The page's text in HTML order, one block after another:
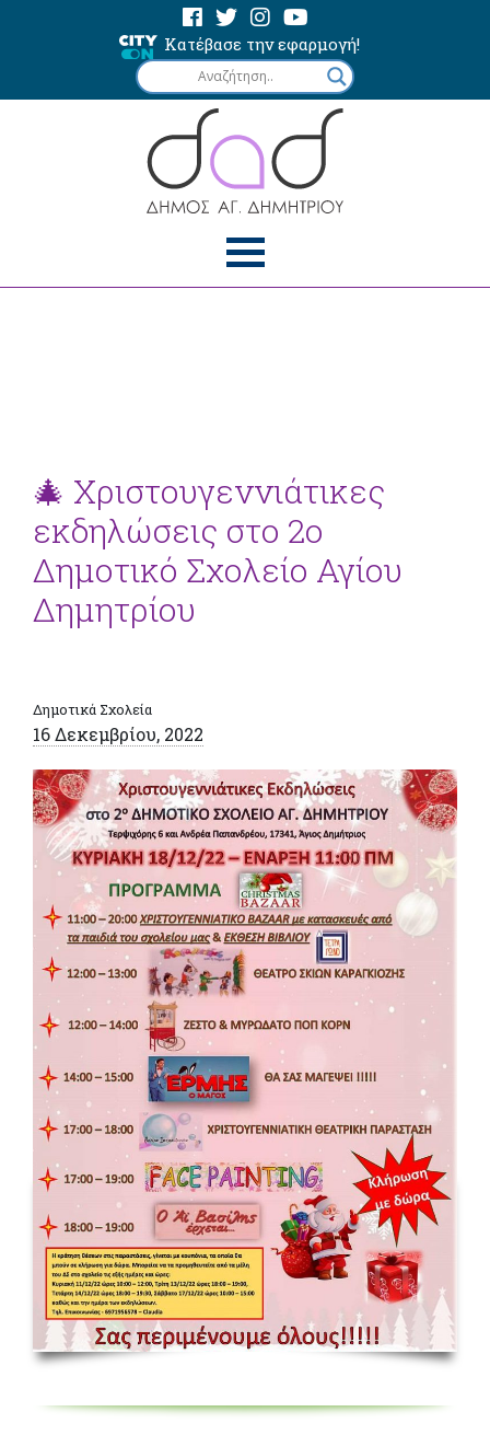
Κατέβασε την εφαρμογή!
🎄 Χριστουγεννιάτικες
εκδηλώσεις στο 2ο
Δημοτικό Σχολείο Αγίου
Δημητρίου
Δημοτικά Σχολεία
16 Δεκεμβρίου, 2022